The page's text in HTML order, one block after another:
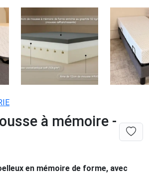
à mémoire -
en mémoire de forme, avec